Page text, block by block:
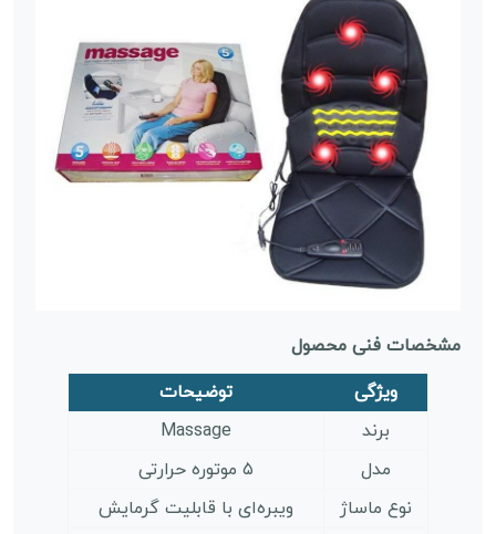
مشخصات فنی محصول
ویژگی
توضیحات
برند
Massage
مدل
۵ موتوره حرارتی
نوع ماساژ
ویبره‌ای با قابلیت گرمایش